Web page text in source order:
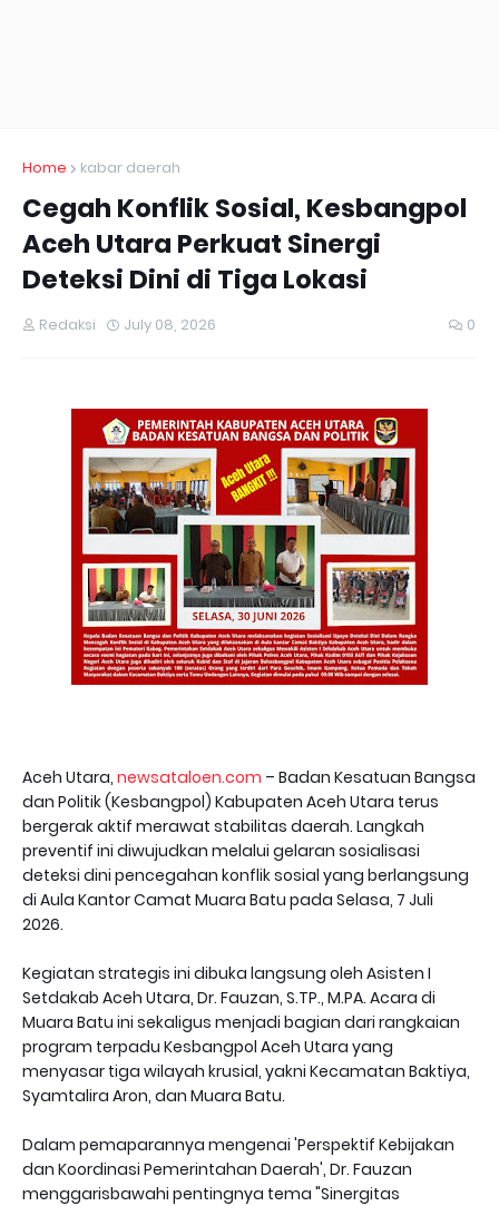
Home kabar daerah
Cegah Konflik Sosial, Kesbangpol
Aceh Utara Perkuat Sinergi
Deteksi Dini di Tiga Lokasi
Redaksi July 08, 2026 0
Aceh Utara, newsataloen.com – Badan Kesatuan Bangsa
dan Politik (Kesbangpol) Kabupaten Aceh Utara terus
bergerak aktif merawat stabilitas daerah. Langkah
preventif ini diwujudkan melalui gelaran sosialisasi
deteksi dini pencegahan konflik sosial yang berlangsung
di Aula Kantor Camat Muara Batu pada Selasa, 7 Juli
2026.
Kegiatan strategis ini dibuka langsung oleh Asisten I
Setdakab Aceh Utara, Dr. Fauzan, S.TP., M.PA. Acara di
Muara Batu ini sekaligus menjadi bagian dari rangkaian
program terpadu Kesbangpol Aceh Utara yang
menyasar tiga wilayah krusial, yakni Kecamatan Baktiya,
Syamtalira Aron, dan Muara Batu.
Dalam pemaparannya mengenai 'Perspektif Kebijakan
dan Koordinasi Pemerintahan Daerah', Dr. Fauzan
menggarisbawahi pentingnya tema "Sinergitas